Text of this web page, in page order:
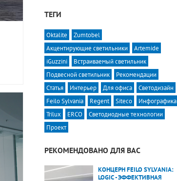
ТЕГИ
Oktalite
Zumtobel
Акцентирующие светильники
Artemide
iGuzzini
Встраиваемый светильник
Подвесной светильник
Рекомендации
Статья
Интерьер Для офиса
Светодизайн
Feilo Sylvania
Regent Siteco
Инфографика
Trilux
ERCO
Светодиодные технологии
Проект
РЕКОМЕНДОВАНО ДЛЯ ВАС
КОНЦЕРН FEILO SYLVANIA:
LOGIC - ЭФФЕКТИВНАЯ